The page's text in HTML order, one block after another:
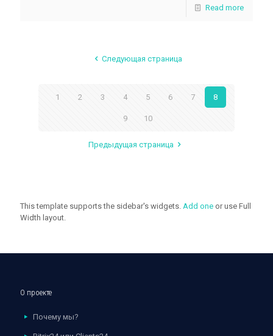
Read more
Следующая страница
1 2 3 4 5 6 7 8
9 10
Предыдущая страница
This template supports the sidebar's widgets. Add one or use Full
Width layout.
О проекте
Почему мы?